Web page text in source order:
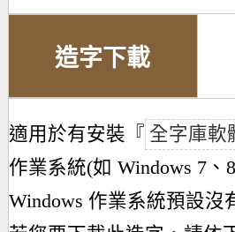
造字下載
適用於有安裝『 全字庫軟
作業系統(如 Windows 7、
Windows 作業系統預設沒